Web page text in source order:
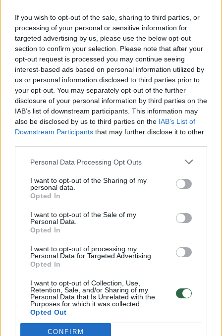
If you wish to opt-out of the sale, sharing to third parties, or
processing of your personal or sensitive information for
targeted advertising by us, please use the below opt-out
section to confirm your selection. Please note that after your
opt-out request is processed you may continue seeing
interest-based ads based on personal information utilized by
us or personal information disclosed to third parties prior to
your opt-out. You may separately opt-out of the further
disclosure of your personal information by third parties on the
IAB’s list of downstream participants. This information may
also be disclosed by us to third parties on the IAB’s List of
Downstream Participants that may further disclose it to other
Personal Data Processing Opt Outs
I want to opt-out of the Sharing of my
personal data.
Opted In
I want to opt-out of the Sale of my
Personal Data.
Opted In
I want to opt-out of processing my
Personal Data for Targeted Advertising.
Opted In
I want to opt-out of Collection, Use,
Retention, Sale, and/or Sharing of my
Personal Data that Is Unrelated with the
Purposes for which it was collected.
Opted Out
CONFIRM
Susiję straipsniai
„Superinių“ strategijų
nežadantis R. Kurtinaitis:
„Turime nemažai ir neblogos
Prieš
žvelgė į
Jurbarko klubas šiuo metu su 13 pergalių ir 3
pralaimėjimais yra NKL čempionato lyderis, o
Jonavos ekipa su 5 pergalėmis ir 4
pralaimėjimais LKL pirmenybėse užima
penktąją vietą.
Jonavos sporto arenos prieigose nuo 15.30